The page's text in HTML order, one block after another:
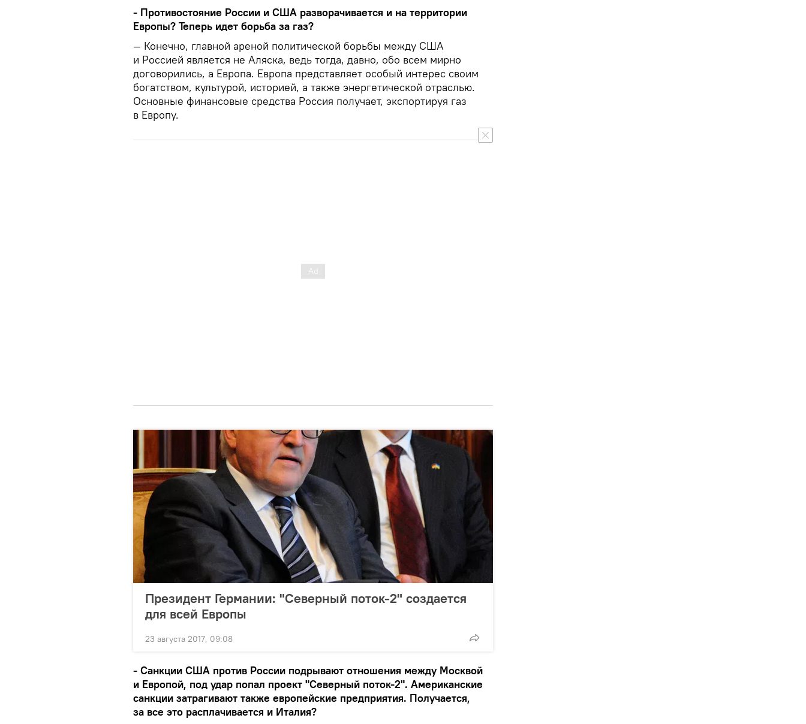
- Противостояние России и США разворачивается и на территории
Европы? Теперь идет борьба за газ?
— Конечно, главной ареной политической борьбы между США
и Россией является не Аляска, ведь тогда, давно, обо всем мирно
договорились, а Европа. Европа представляет особый интерес своим
богатством, культурой, историей, а также энергетической отраслью.
Основные финансовые средства Россия получает, экспортируя газ
в Европу.
Президент Германии: "Северный поток-2" создается
для всей Европы
23 августа 2017, 09:08
- Санкции США против России подрывают отношения между Москвой
и Европой, под удар попал проект "Северный поток-2". Американские
санкции затрагивают также европейские предприятия. Получается,
за все это расплачивается и Италия?